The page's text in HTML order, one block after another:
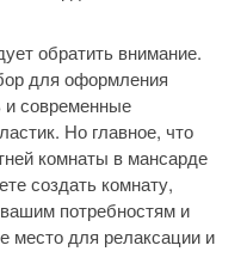
обратить внимание.
для оформления
современные
Но главное, что
комнаты в мансарде
создать комнату,
потребностям и
место для релаксации и